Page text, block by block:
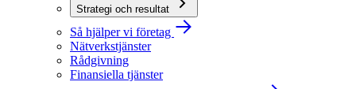
Strategi och resultat
Så hjälper vi företag
Nätverkstjänster
Rådgivning
Finansiella tjänster